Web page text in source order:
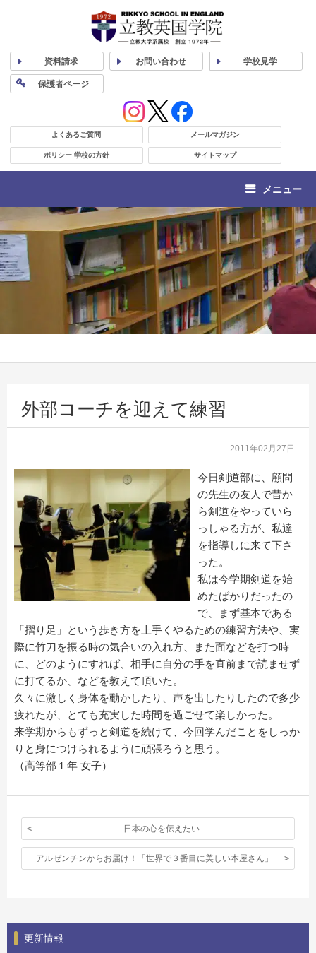
資料請求 お問い合わせ 学校見学
保護者ページ
よくあるご質問 メールマガジン
ポリシー 学校の方針 サイトマップ
メニュー
外部コーチを迎えて練習
2011年02月27日
今日剣道部に、顧問
の先生の友人で昔か
ら剣道をやっていら
っしゃる方が、私達
を指導しに来て下さ
った。
私は今学期剣道を始
めたばかりだったの
で、まず基本である
「摺り足」という歩き方を上手くやるための練習方法や、実
際に竹刀を振る時の気合いの入れ方、また面などを打つ時
に、どのようにすれば、相手に自分の手を直前まで読ませず
に打てるか、などを教えて頂いた。
久々に激しく身体を動かしたり、声を出したりしたので多少
疲れたが、とても充実した時間を過ごせて楽しかった。
来学期からもずっと剣道を続けて、今回学んだことをしっか
りと身につけられるように頑張ろうと思う。
（高等部１年 女子）
日本の心を伝えたい
アルゼンチンからお届け！「世界で３番目に美しい本屋さん」
更新情報